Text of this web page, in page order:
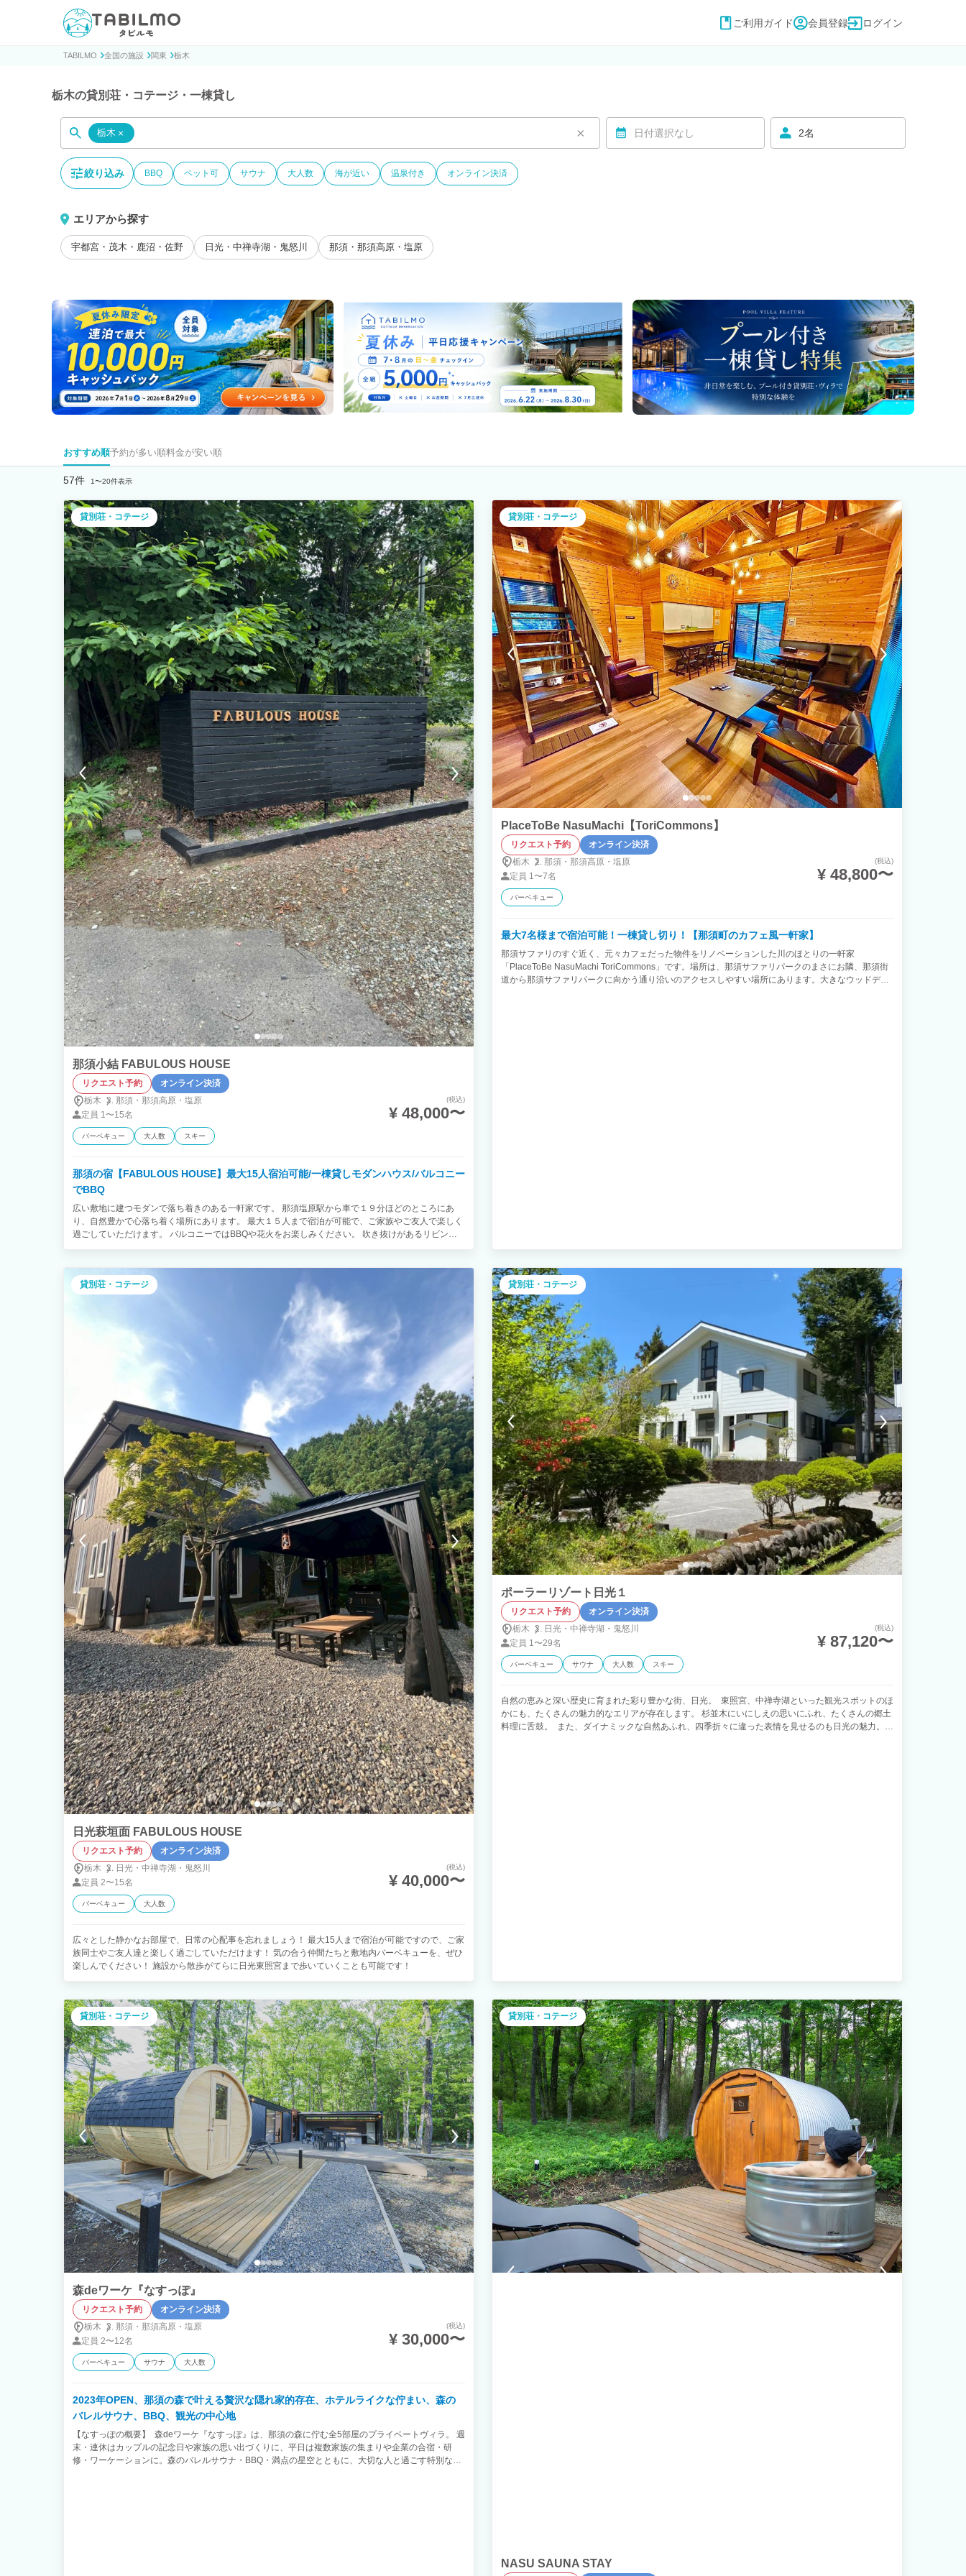
貸別荘コテージ・一棟貸し宿泊予約サイトTABILMO(タビルモ)
ご利用ガイド 会員登録 ログイン
TABILMO 全国の施設 関東 栃木
栃木の貸別荘・コテージ・一棟貸し
栃木 × × 日付選択なし 2名
絞り込み BBQ ペット可 サウナ 大人数 海が近い 温泉付き オンライン決済
エリアから探す
宇都宮・茂木・鹿沼・佐野 日光・中禅寺湖・鬼怒川 那須・那須高原・塩原
おすすめ順予約が多い順料金が安い順
57件 1〜20件表示
貸別荘・コテージ
那須小結 FABULOUS HOUSE
リクエスト予約
オンライン決済
栃木
那須・ 那須高原・ 塩原
定員 1〜15名
(税込)
¥ 48,000〜
バーベキュー 大人数 スキー
那須の宿【FABULOUS HOUSE】最大15人宿泊可能/一棟貸しモダンハウス/バルコニー
でBBQ
広い敷地に建つモダンで落ち着きのある一軒家です。 那須塩原駅から車で１９分ほどのところにあ
り、自然豊かで心落ち着く場所にあります。 最大１５人まで宿泊が可能で、ご家族やご友人で楽しく
過ごしていただけます。 バルコニーではBBQや花火をお楽しみください。 吹き抜けがあるリビング
貸別荘・コテージ
PlaceToBe NasuMachi【ToriCommons】
リクエスト予約
オンライン決済
栃木
那須・ 那須高原・ 塩原
定員 1〜7名
(税込)
¥ 48,800〜
バーベキュー
最大7名様まで宿泊可能！一棟貸し切り！【那須町のカフェ風一軒家】
那須サファリのすぐ近く、元々カフェだった物件をリノベーションした川のほとりの一軒家
「PlaceToBe NasuMachi ToriCommons」です。場所は、那須サファリパークのまさにお隣、那須街
道から那須サファリパークに向かう通り沿いのアクセスしやすい場所にあります。大きなウッドデッ
貸別荘・コテージ
日光萩垣面 FABULOUS HOUSE
リクエスト予約
オンライン決済
栃木
日光・ 中禅寺湖・ 鬼怒川
定員 2〜15名
(税込)
¥ 40,000〜
バーベキュー 大人数
広々とした静かなお部屋で、日常の心配事を忘れましょう！ 最大15人まで宿泊が可能ですので、ご家
族同士やご友人達と楽しく過ごしていただけます！ 気の合う仲間たちと敷地内バーベキューを、ぜひ
楽しんでください！ 施設から散歩がてらに日光東照宮まで歩いていくことも可能です！
貸別荘・コテージ
ポーラーリゾート日光１
リクエスト予約
オンライン決済
栃木
日光・ 中禅寺湖・ 鬼怒川
定員 1〜29名
(税込)
¥ 87,120〜
バーベキュー サウナ 大人数 スキー
自然の恵みと深い歴史に育まれた彩り豊かな街、日光。 東照宮、中禅寺湖といった観光スポットのほ
かにも、たくさんの魅力的なエリアが存在します。 杉並木にいにしえの思いにふれ、たくさんの郷土
料理に舌鼓。 また、ダイナミックな自然あふれ、四季折々に違った表情を見せるのも日光の魅力。
貸別荘・コテージ
森deワーケ『なすっぽ』
リクエスト予約
オンライン決済
栃木
那須・ 那須高原・ 塩原
定員 2〜12名
(税込)
¥ 30,000〜
バーベキュー サウナ 大人数
2023年OPEN、那須の森で叶える贅沢な隠れ家的存在、ホテルライクな佇まい、森の
バレルサウナ、BBQ、観光の中心地
【なすっぽの概要】 森deワーケ『なすっぽ』は、那須の森に佇む全5部屋のプライベートヴィラ。 週
末・連休はカップルの記念日や家族の思い出づくりに、平日は複数家族の集まりや企業の合宿・研
修・ワーケーションに。森のバレルサウナ・BBQ・満点の星空とともに、大切な人と過ごす特別な時
貸別荘・コテージ
NASU SAUNA STAY